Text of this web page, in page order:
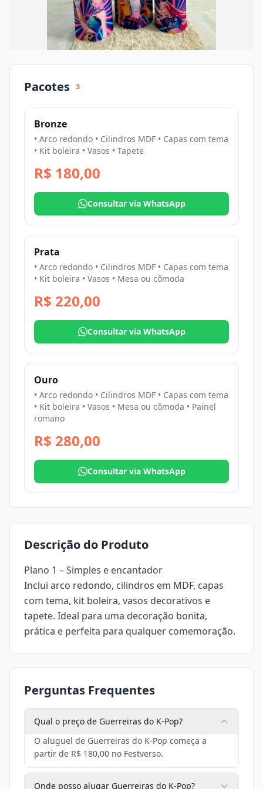
Pacotes 3
Bronze
• Arco redondo • Cilindros MDF • Capas com tema
• Kit boleira • Vasos • Tapete
R$ 180,00
Consultar via WhatsApp
Prata
• Arco redondo • Cilindros MDF • Capas com tema
• Kit boleira • Vasos • Mesa ou cômoda
R$ 220,00
Consultar via WhatsApp
Ouro
• Arco redondo • Cilindros MDF • Capas com tema
• Kit boleira • Vasos • Mesa ou cômoda • Painel
romano
R$ 280,00
Consultar via WhatsApp
Descrição do Produto
Plano 1 – Simples e encantador
Inclui arco redondo, cilindros em MDF, capas
com tema, kit boleira, vasos decorativos e
tapete. Ideal para uma decoração bonita,
prática e perfeita para qualquer comemoração.
Perguntas Frequentes
Qual o preço de Guerreiras do K-Pop?
O aluguel de Guerreiras do K-Pop começa a
partir de R$ 180,00 no Festverso.
Onde posso alugar Guerreiras do K-Pop?